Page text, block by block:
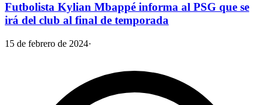
Futbolista Kylian Mbappé informa al PSG que se
irá del club al final de temporada
15 de febrero de 2024·